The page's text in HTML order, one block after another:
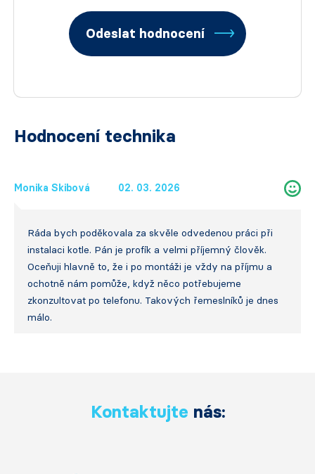
Odeslat hodnocení
Hodnocení technika
Monika Skibová 02. 03. 2026
Ráda bych poděkovala za skvěle odvedenou práci při
instalaci kotle. Pán je profík a velmi příjemný člověk.
Oceňuji hlavně to, že i po montáži je vždy na příjmu a
ochotně nám pomůže, když něco potřebujeme
zkonzultovat po telefonu. Takových řemeslníků je dnes
málo.
Kontaktujte nás: